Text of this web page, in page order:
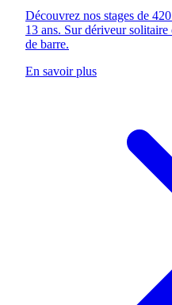
Découvrez nos stages de
13 ans. Sur dériveur
de barre.
En savoir plus